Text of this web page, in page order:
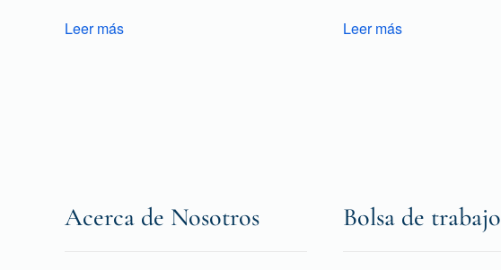
Leer más
Leer más
Acerca de Nosotros Bolsa de trabajo